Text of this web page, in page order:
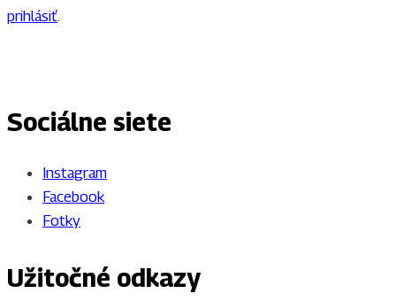
prihlásiť
Sociálne siete
Instagram
Facebook
Fotky
Užitočné odkazy